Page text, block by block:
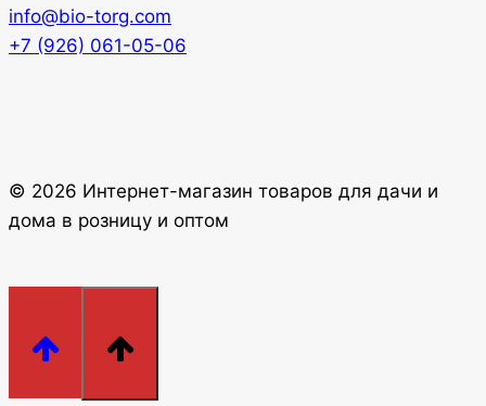
info@bio-torg.com
+7 (926) 061-05-06
© 2026 Интернет-магазин товаров для дачи и
дома в розницу и оптом